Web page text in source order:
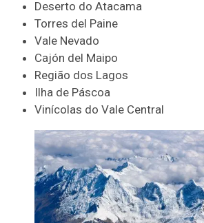
Deserto do Atacama
Torres del Paine
Vale Nevado
Cajón del Maipo
Região dos Lagos
Ilha de Páscoa
Vinícolas do Vale Central